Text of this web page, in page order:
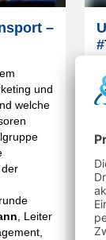
–
und
welche
, Leiter